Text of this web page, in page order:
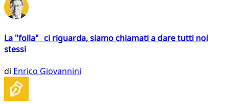
La "folla" ci riguarda, siamo chiamati a dare tutti noi
stessi
di Enrico Giovannini